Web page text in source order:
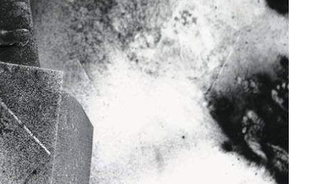
Islas
Infantil
Música
Escénicas